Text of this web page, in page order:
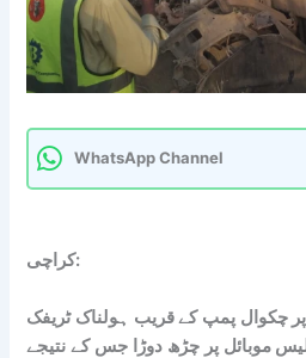
WhatsApp Channel
کراچی:
چکوال پمپ کے قریب ہولناک ٹریفک
موبائل پر چڑھ دوڑا جس کے نتیجے